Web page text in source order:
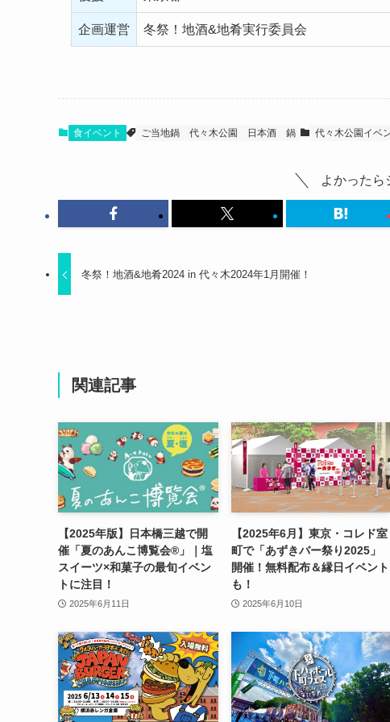
企画運営 冬祭！地酒&地肴実行委員会
食イベント ご当地鍋 代々木公園 日本酒 鍋 代々木公園イベ
よかったら
冬祭！地酒&地肴2024 in 代々木2024年1月開催！
関連記事
【2025年版】日本橋三越で開
催「夏のあんこ博覧会®」｜塩
スイーツ×和菓子の最旬イベン
トに注目！
2025年6月11日
【2025年6月】東京・コレド室
町で「あずきバー祭り2025」
開催！無料配布＆縁日イベント
も！
2025年6月10日